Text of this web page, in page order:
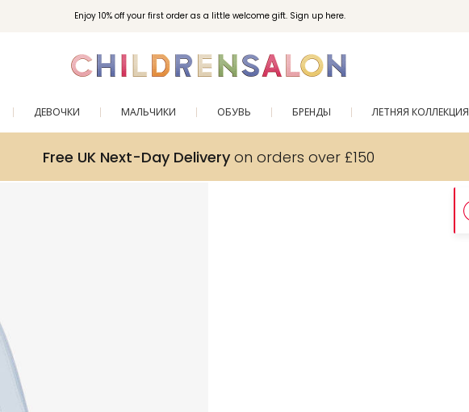
Enjoy 10% off your first order as a little welcome gift. Sign up here.
ДЕВОЧКИ МАЛЬЧИКИ ОБУВЬ БРЕНДЫ ЛЕТНЯЯ КОЛЛЕКЦИЯ
Free UK Next-Day Deliveryon orders over £150